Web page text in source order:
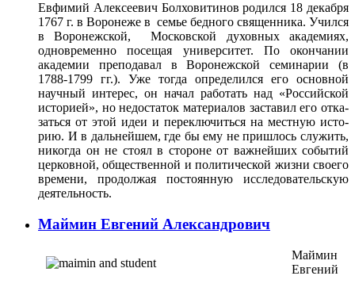
Евфимий Алексеевич Болховитинов родился 18 декабря
1767 г. в Воронеже в семье бедного священника. Учился
в Воронежской, Мос­ковской духовных академиях,
одновременно посещая уни­верситет. По окончании
академии преподавал в Воро­нежской семинарии (в
1788-1799 гг.). Уже тогда определился его основ­ной
научный интерес, он начал работать над «Российской
историей», но недостаток материалов заставил его отка­
заться от этой идеи и переключиться на местную исто­
рию. И в дальнейшем, где бы ему не пришлось служить,
никогда он не стоял в стороне от важнейших событий
цер­ковной, общественной и политической жизни своего
вре­мени, продолжая постоянную исследовательскую
деятель­ность.
Маймин Евгений Александрович
Маймин
Евгений